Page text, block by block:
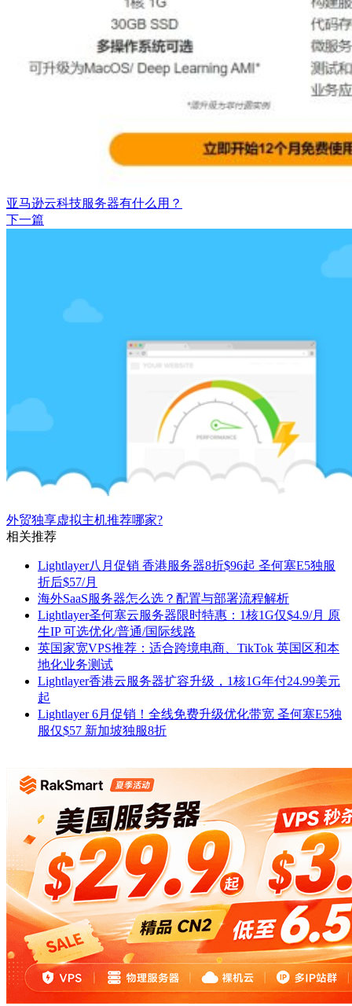
亚马逊云科技服务器有什么用？
下一篇
外贸独享虚拟主机推荐哪家?
相关推荐
Lightlayer八月促销 香港服务器8折$96起 圣何塞E5独服
折后$57/月
海外SaaS服务器怎么选？配置与部署流程解析
Lightlayer圣何塞云服务器限时特惠：1核1G仅$4.9/月 原
生IP 可选优化/普通/国际线路
英国家宽VPS推荐：适合跨境电商、TikTok 英国区和本
地化业务测试
Lightlayer香港云服务器扩容升级，1核1G年付24.99美元
起
Lightlayer 6月促销！全线免费升级优化带宽 圣何塞E5独
服仅$57 新加坡独服8折